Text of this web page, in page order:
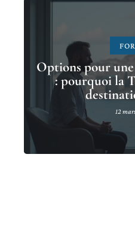
Options pour
: pourquoi la
12